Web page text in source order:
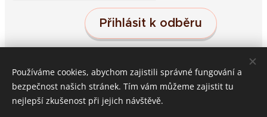
Přihlásit k odběru
Střeleč 19, Jičín, 50601 Cookies
Používáme cookies, abychom zajistili správné fungování a
bezpečnost našich stránek. Tím vám můžeme zajistit tu
nejlepší zkušenost při jejich návštěvě.